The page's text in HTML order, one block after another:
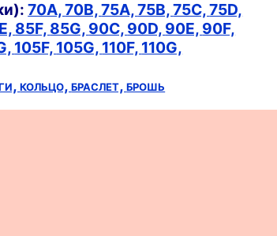
70A,70B,75A,75B,75C,75D,
85F, 85G, 90C, 90D, 90E, 90F,
105F, 105G, 110F, 110G,
кольцо,браслет,брошь